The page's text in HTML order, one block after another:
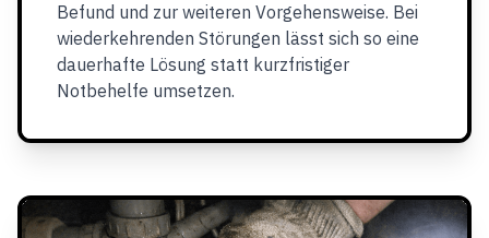
Befund und zur weiteren Vorgehensweise. Bei
wiederkehrenden Störungen lässt sich so eine
dauerhafte Lösung statt kurzfristiger
Notbehelfe umsetzen.